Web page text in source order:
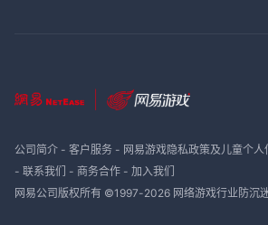
公司简介- 客户服务- 网易游戏隐私政策及儿童个人
- 联系我们 - 商务合作- 加入我们
网易公司版权所有 ©1997-2026 网络游戏行业防沉